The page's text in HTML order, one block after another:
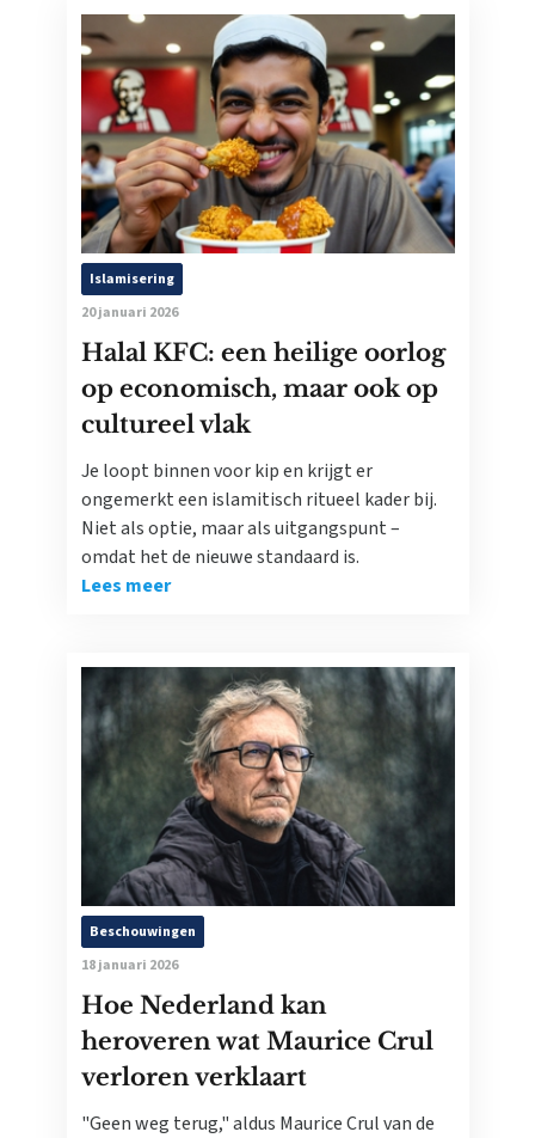
Islamisering
20 januari 2026
Halal KFC: een heilige oorlog
op economisch, maar ook op
cultureel vlak
Je loopt binnen voor kip en krijgt er
ongemerkt een islamitisch ritueel kader bij.
Niet als optie, maar als uitgangspunt –
omdat het de nieuwe standaard is.
Lees meer
Beschouwingen
18 januari 2026
Hoe Nederland kan
heroveren wat Maurice Crul
verloren verklaart
"Geen weg terug," aldus Maurice Crul van de